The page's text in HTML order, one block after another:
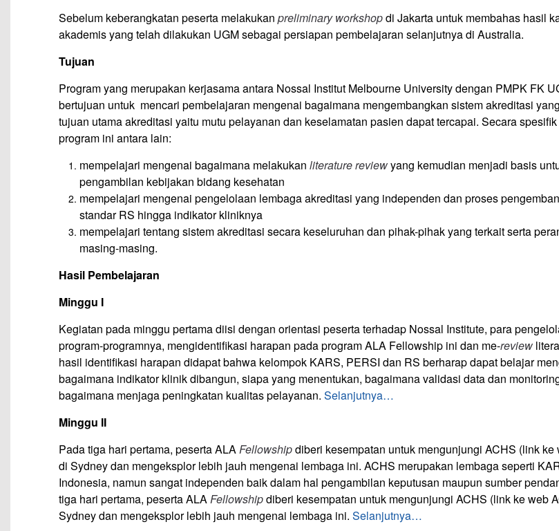
Sebelum keberangkatan peserta melakukan preliminary workshopdi Jakarta untuk membahas hasil
akademis yang telah dilakukan UGM sebagai persiapan pembelajaran selanjutnya di Australia.
Tujuan
Program yang merupakan kerjasama antara Nossal Institut Melbourne University dengan PMPK FK
bertujuan untuk mencari pembelajaran mengenai bagaimana mengembangkan sistem akreditasi
tujuan utama akreditasi yaitu mutu pelayanan dan keselamatan pasien dapat tercapai. Secara
program ini antara lain:
mempelajari mengenai bagaimana melakukan literature reviewyang kemudian menjadi basis
pengambilan kebijakan bidang kesehatan
mempelajari mengenai pengelolaan lembaga akreditasi yang independen dan proses
standar RS hingga indikator kliniknya
mempelajari tentang sistem akreditasi secara keseluruhan dan pihak-pihak yang terkait serta
masing-masing.
Hasil Pembelajaran
Minggu I
Kegiatan pada minggu pertama diisi dengan orientasi peserta terhadap Nossal Institute, para
program-programnya, mengidentifikasi harapan pada program ALA Fellowship ini dan me-review
hasil identifikasi harapan didapat bahwa kelompok KARS, PERSI dan RS berharap dapat belajar
bagaimana indikator klinik dibangun, siapa yang menentukan, bagaimana validasi data dan
bagaimana menjaga peningkatan kualitas pelayanan. Selanjutnya…
Minggu II
Pada tiga hari pertama, peserta ALAFellowshipdiberi kesempatan untuk mengunjungi ACHS (link ke
di Sydney dan mengeksplor lebih jauh mengenai lembaga ini. ACHS merupakan lembaga seperti
Indonesia, namun sangat independen baik dalam hal pengambilan keputusan maupun sumber
tiga hari pertama, peserta ALAFellowshipdiberi kesempatan untuk mengunjungi ACHS (link ke web
Sydney dan mengeksplor lebih jauh mengenai lembaga ini. Selanjutnya…